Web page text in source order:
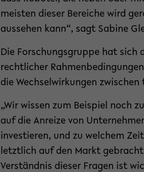
meisten dieser Bereiche wird
aussehen kann“, sagt Sabine
Die Forschungsgruppe hat sich
rechtlicher
die Wechselwirkungen
„Wir wissen zum Beispiel noch
auf die Anreize von
investieren, und zu welchem
letztlich auf den Markt gebracht
Verständnis dieser Fragen ist